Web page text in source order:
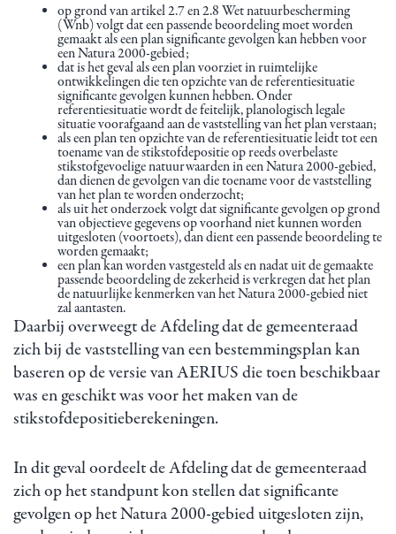
op grond van artikel 2.7 en 2.8 Wet natuurbescherming
(Wnb) volgt dat een passende beoordeling moet worden
gemaakt als een plan significante gevolgen kan hebben voor
een Natura 2000-gebied;
dat is het geval als een plan voorziet in ruimtelijke
ontwikkelingen die ten opzichte van de referentiesituatie
significante gevolgen kunnen hebben. Onder
referentiesituatie wordt de feitelijk, planologisch legale
situatie voorafgaand aan de vaststelling van het plan verstaan;
als een plan ten opzichte van de referentiesituatie leidt tot een
toename van de stikstofdepositie op reeds overbelaste
stikstofgevoelige natuurwaarden in een Natura 2000-gebied,
dan dienen de gevolgen van die toename voor de vaststelling
van het plan te worden onderzocht;
als uit het onderzoek volgt dat significante gevolgen op grond
van objectieve gegevens op voorhand niet kunnen worden
uitgesloten (voortoets), dan dient een passende beoordeling te
worden gemaakt;
een plan kan worden vastgesteld als en nadat uit de gemaakte
passende beoordeling de zekerheid is verkregen dat het plan
de natuurlijke kenmerken van het Natura 2000-gebied niet
zal aantasten.
Daarbij overweegt de Afdeling dat de gemeenteraad
zich bij de vaststelling van een bestemmingsplan kan
baseren op de versie van AERIUS die toen beschikbaar
was en geschikt was voor het maken van de
stikstofdepositieberekeningen.
In dit geval oordeelt de Afdeling dat de gemeenteraad
zich op het standpunt kon stellen dat significante
gevolgen op het Natura 2000-gebied uitgesloten zijn,